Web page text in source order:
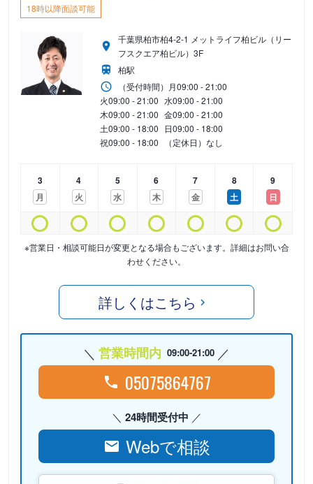
18時以降面談可能
千葉県柏市柏4-2-1 メットライフ柏ビル（リー
フスクエア柏ビル）3F
柏駅
（受付時間） 月09:00 - 21:00
火09:00 - 21:00 水09:00 - 21:00
木09:00 - 21:00 金09:00 - 21:00
土09:00 - 18:00 日09:00 - 18:00
祝09:00 - 18:00 （定休日）なし
3
月
4
火
5
水
6
木
7
金
8
土
9
日
※営業日・相談可能日が変更となる場合もございます。詳細はお問い合
わせください。
詳しくはこちら
営業時間内 09:00-21:00
05075864767
24時間受付中
Webで相談